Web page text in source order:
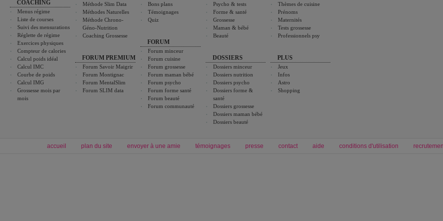
COACHING
Menus régime
Liste de courses
Suivi des mensurations
Réglette de régime
Exercices physiques
Compteur de calories
Calcul poids idéal
Calcul IMC
Courbe de poids
Calcul IMG
Grossesse mois par
mois
Méthode Slim Data
Méthodes Naturelles
Méthode Chrono-
Géno-Nutrition
Coaching Grossesse
FORUM PREMIUM
Forum Savoir Maigrir
Forum Montignac
Forum MentalSlim
Forum SLIM data
Bons plans
Témoignages
Quiz
FORUM
Forum minceur
Forum cuisine
Forum grossesse
Forum maman bébé
Forum psycho
Forum forme santé
Forum beauté
Forum communauté
Psycho & tests
Forme & santé
Grossesse
Maman & bébé
Beauté
DOSSIERS
Dossiers minceur
Dossiers nutrition
Dossiers psycho
Dossiers forme &
santé
Dossiers grossesse
Dossiers maman bébé
Dossiers beauté
Thèmes de cuisine
Prénoms
Maternités
Tests grossesse
Professionnels psy
PLUS
Jeux
Infos
Astro
Shopping
accueil plan du site envoyer à une amie témoignages presse contact aide conditions d'utilisation